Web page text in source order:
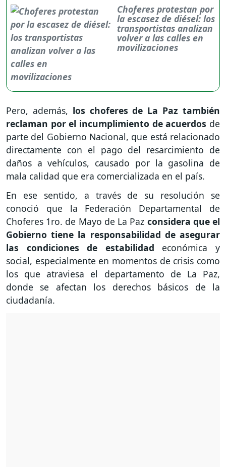
Choferes protestan por
la escasez de diésel: los
transportistas analizan
volver a las calles en
movilizaciones
Pero, además, los choferes de La Paz también
reclaman por el incumplimiento de acuerdos de
parte del Gobierno Nacional, que está relacionado
directamente con el pago del resarcimiento de
daños a vehículos, causado por la gasolina de
mala calidad que era comercializada en el país.
En ese sentido, a través de su resolución se
conoció que la Federación Departamental de
Choferes 1ro. de Mayo de La Paz considera que el
Gobierno tiene la responsabilidad de asegurar
las condiciones de estabilidad económica y
social, especialmente en momentos de crisis como
los que atraviesa el departamento de La Paz,
donde se afectan los derechos básicos de la
ciudadanía.